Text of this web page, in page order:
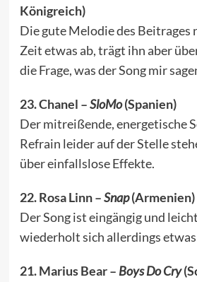
Königreich)
Die gute Melodie des Beitrages
Zeit etwas ab, trägt ihn aber
die Frage, was der Song mir
23. Chanel –SloMo(Spanien)
Der mitreißende, energetische
Refrain leider auf der Stelle
über einfallslose Effekte.
22. Rosa Linn –Snap(Armenien)
Der Song ist eingängig und
wiederholt sich allerdings etwas
21. Marius Bear – Boys Do Cry